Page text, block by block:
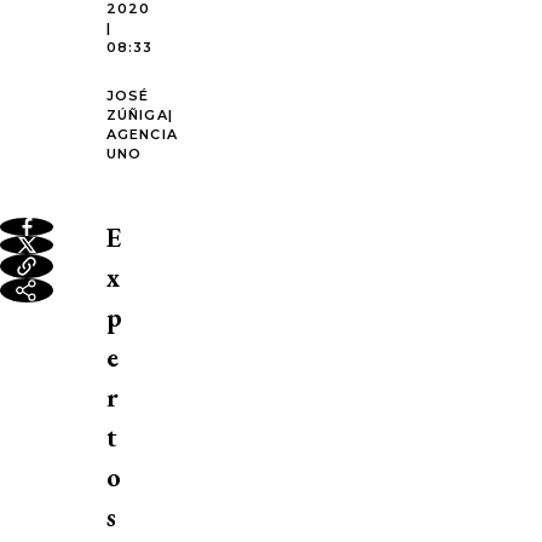
2020
|
08:33
JOSÉ
ZÚÑIGA|
AGENCIA
UNO
E
x
p
e
r
t
o
s